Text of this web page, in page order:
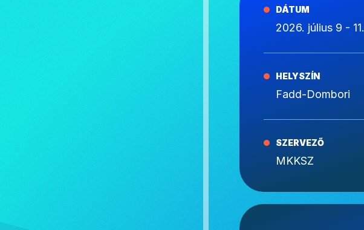
DÁTUM
2026. július 9 - 11.
HELYSZÍN
Fadd-Dombori
SZERVEZŐ
MKKSZ